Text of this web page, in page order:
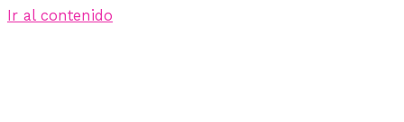
Ir al contenido